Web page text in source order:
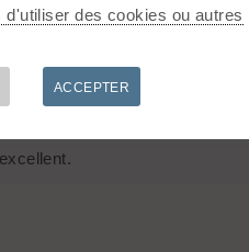
en skiant léger on évite les
endroits. Rien de trop.
des cookies ou autres
ACCEPTER